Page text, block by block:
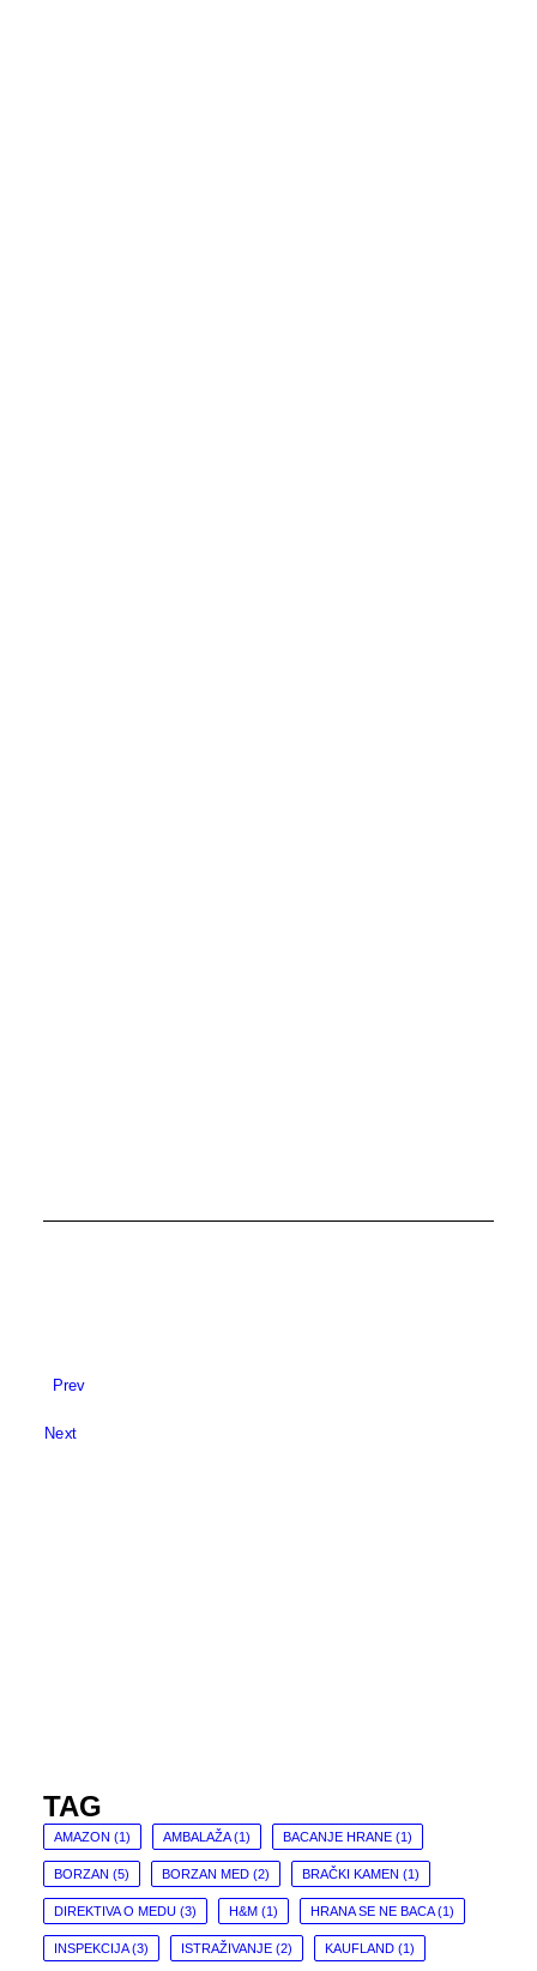
Prev
Next
TAG
AMAZON (1) AMBALAŽA(1) BACANJE HRANE (1)
BORZAN (5) BORZAN MED (2) BRAČKI KAMEN (1)
DIREKTIVA O MEDU (3) H&M (1) HRANA SE NE BACA(1)
INSPEKCIJA(3) ISTRAŽIVANJE (2) KAUFLAND (1)